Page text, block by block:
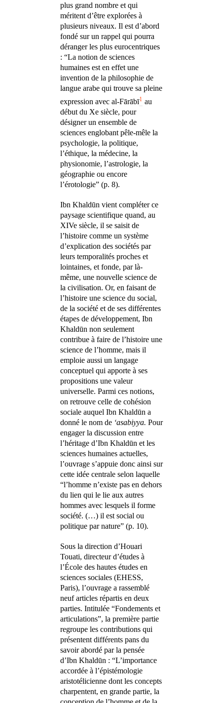
plus grand nombre et qui
méritent d’être explorées à
plusieurs niveaux. Il est d’abord
fondé sur un rappel qui pourra
déranger les plus eurocentriques
: “La notion de sciences
humaines est en effet une
invention de la philosophie de
langue arabe qui trouve sa pleine
expression avec al-Fārābī1 au
début du Xe siècle, pour
désigner un ensemble de
sciences englobant pêle-mêle la
psychologie, la politique,
l’éthique, la médecine, la
physionomie, l’astrologie, la
géographie ou encore
l’érotologie” (p. 8).
Ibn Khaldūn vient compléter ce
paysage scientifique quand, au
XIVe siècle, il se saisit de
l’histoire comme un système
d’explication des sociétés par
leurs temporalités proches et
lointaines, et fonde, par là-
même, une nouvelle science de
la civilisation. Or, en faisant de
l’histoire une science du social,
de la société et de ses différentes
étapes de développement, Ibn
Khaldūn non seulement
contribue à faire de l’histoire une
science de l’homme, mais il
emploie aussi un langage
conceptuel qui apporte à ses
propositions une valeur
universelle. Parmi ces notions,
on retrouve celle de cohésion
sociale auquel Ibn Khaldūn a
donné le nom de ‘asabiyya.Pour
engager la discussion entre
l’héritage d’Ibn Khaldūn et les
sciences humaines actuelles,
l’ouvrage s’appuie donc ainsi sur
cette idée centrale selon laquelle
“l’homme n’existe pas en dehors
du lien qui le lie aux autres
hommes avec lesquels il forme
société. (…) il est social ou
politique par nature” (p. 10).
Sous la direction d’Houari
Touati, directeur d’études à
l’École des hautes études en
sciences sociales (EHESS,
Paris), l’ouvrage a rassemblé
neuf articles répartis en deux
parties. Intitulée “Fondements et
articulations”, la première partie
regroupe les contributions qui
présentent différents pans du
savoir abordé par la pensée
d’Ibn Khaldūn : “L’importance
accordée à l’épistémologie
aristotélicienne dont les concepts
charpentent, en grande partie, la